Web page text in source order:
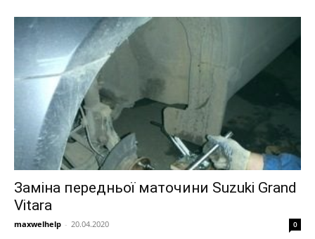
Заміна передньої маточини Suzuki Grand
Vitara
maxwelhelp - 20.04.2020 0